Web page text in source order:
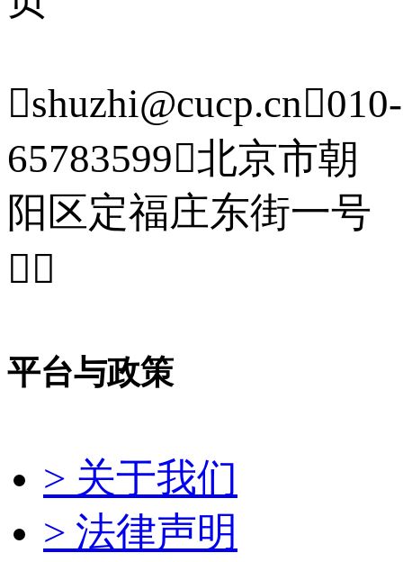
shuzhi@cucp.cn010-
65783599北京市朝
阳区定福庄东街一号

平台与政策
> 关于我们
> 法律声明